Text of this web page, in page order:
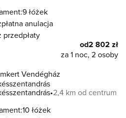
9 łóżek
anulacja
przedpłaty
od2 802 zł
za 1 noc, 2 osoby
Vendégház
2,4 km od centrum
10 łóżek